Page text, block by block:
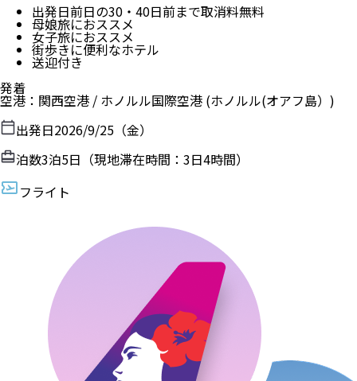
出発日前日の30・40日前まで取消料無料
母娘旅におススメ
女子旅におススメ
街歩きに便利なホテル
送迎付き
発着
空港 ： 関西空港 / ホノルル国際空港 (ホノルル(オアフ島）)
出発日2026/9/25（金）
泊数3泊5日（現地滞在時間： 3日4時間）
フライト